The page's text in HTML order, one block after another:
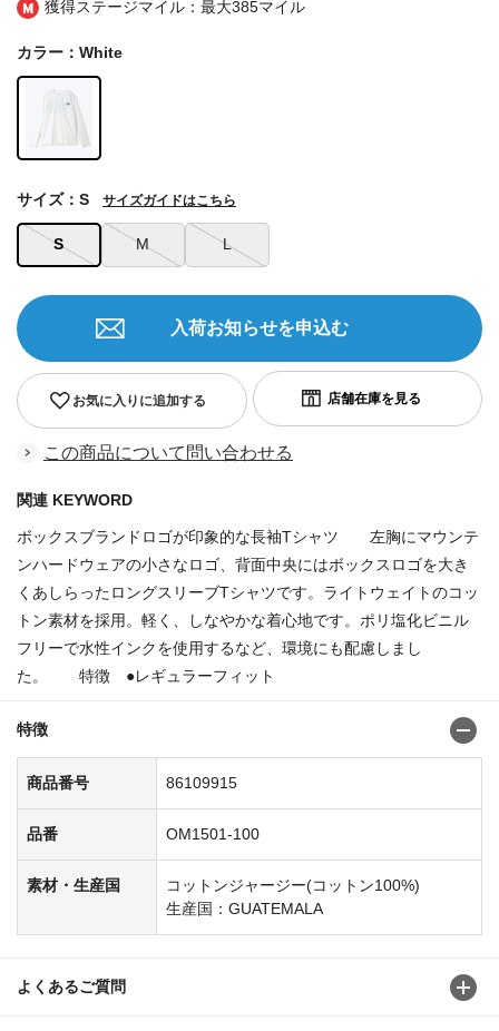
獲得ステージマイル：最大385マイル
カラー：White
S M L
サイズ：S サイズガイドはこちら
お気に入りに追加する
入荷お知らせを申込む
この商品について問い合わせる
関連 KEYWORD
ボックスブランドロゴが印象的な長袖Tシャツ 左胸にマウンテ
ンハードウェアの小さなロゴ、背面中央にはボックスロゴを大き
くあしらったロングスリーブTシャツです。ライトウェイトのコッ
トン素材を採用。軽く、しなやかな着心地です。ポリ塩化ビニル
フリーで水性インクを使用するなど、環境にも配慮しまし
た。 特徴 ●レギュラーフィット
特徴
商品番号 86109915
品番 OM1501-100
素材・生産国
コットンジャージー(コットン100%)
生産国：GUATEMALA
よくあるご質問